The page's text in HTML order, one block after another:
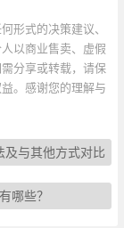
形式的决策建议、
以商业售卖、虚假
分享或转载，请保
。感谢您的理解与
与其他方式对比
哪些？